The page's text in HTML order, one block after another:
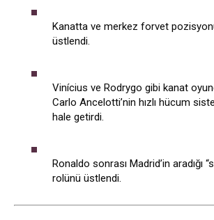
Kanatta ve merkez forvet
üstlendi.
Vinícius ve Rodrygo gibi kanat
Carlo Ancelotti’nin hızlı hücum
hale getirdi.
Ronaldo sonrası Madrid’in aradığı
rolünü üstlendi.